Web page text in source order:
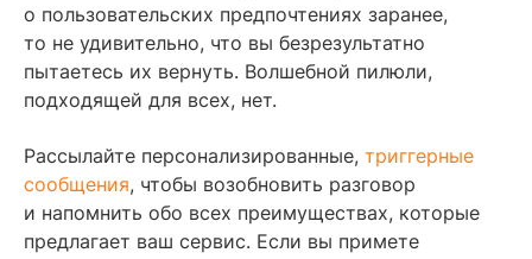
о пользовательских предпочтениях заранее,
то не удивительно, что вы безрезультатно
пытаетесь их вернуть. Волшебной пилюли,
подходящей для всех, нет.
Рассылайте персонализированные, триггерные
сообщения, чтобы возобновить разговор
и напомнить обо всех преимуществах, которые
предлагает ваш сервис. Если вы примете